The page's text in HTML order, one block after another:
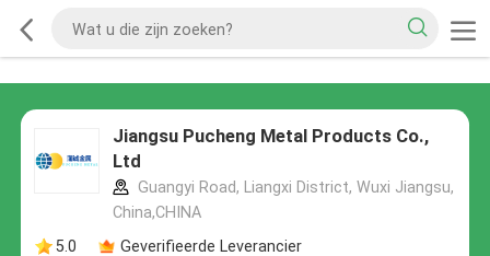
Jiangsu Pucheng Metal Products Co.,
Ltd
Guangyi Road, Liangxi District, Wuxi Jiangsu,
China,CHINA
5.0
Geverifieerde Leverancier